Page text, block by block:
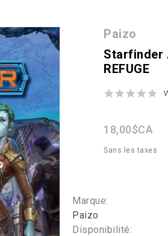
Paizo
Starfinder
REFUGE
18,00$CA
Sans les taxes
Marque:
Paizo
Disponibilité: